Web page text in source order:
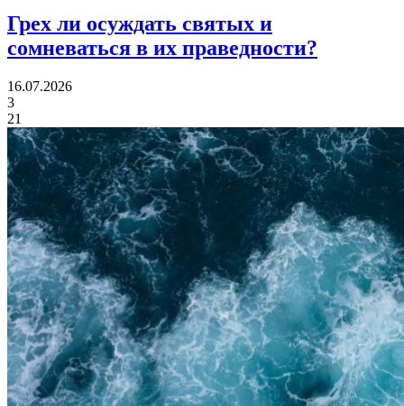
Грех ли осуждать святых и
сомневаться в их праведности?
16.07.2026
3
21